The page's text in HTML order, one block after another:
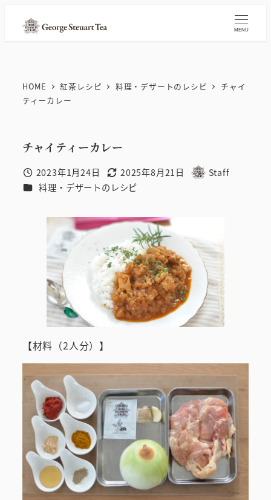
MENU
HOME 紅茶レシピ 料理・デザートのレシピ
チャイ
ティーカレー
チャイティーカレー
投稿日
2023年1月24日
更新日
2025年8月21日
著
Staff
カテゴリー
料理・デザートのレシピ
【材料（2人分）】